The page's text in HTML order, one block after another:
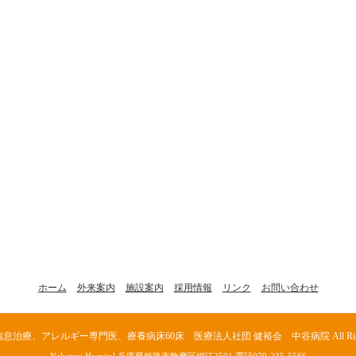
ホーム 外来案内 施設案内 採用情報 リンク お問い合わせ
息治療、アレルギー専門医、療養病床60床 医療法人社団 健裕会 中谷病院All